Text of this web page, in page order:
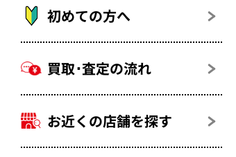
初めての方へ
買取･査定の流れ
お近くの店舗を探す